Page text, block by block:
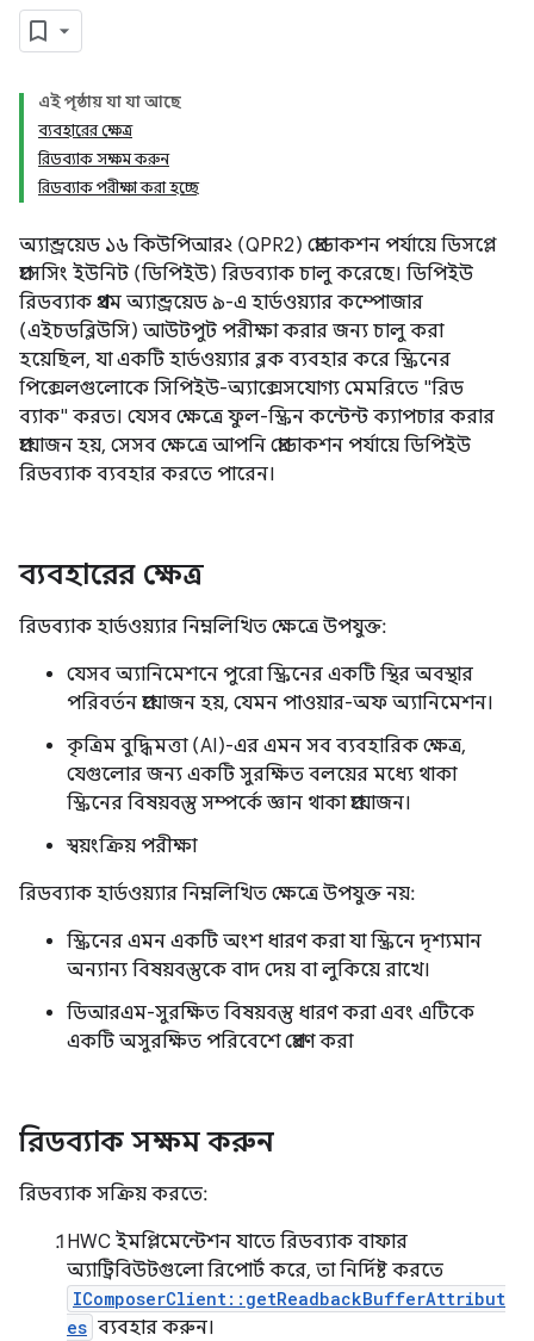
এই পৃষ্ঠায় যা যা আছে
ব্যবহারের ক্ষেত্র
রিডব্যাক সক্ষম করুন
রিডব্যাক পরীক্ষা করা হচ্ছে
অ্যান্ড্রয়েড ১৬ কিউপিআর২ (QPR2) প্রোডাকশন পর্যায়ে ডিসপ্লে
প্রসেসিং ইউনিট (ডিপিইউ) রিডব্যাক চালু করেছে। ডিপিইউ
রিডব্যাক প্রথম অ্যান্ড্রয়েড ৯-এ হার্ডওয়্যার কম্পোজার
(এইচডব্লিউসি) আউটপুট পরীক্ষা করার জন্য চালু করা
হয়েছিল, যা একটি হার্ডওয়্যার ব্লক ব্যবহার করে স্ক্রিনের
পিক্সেলগুলোকে সিপিইউ-অ্যাক্সেসযোগ্য মেমরিতে "রিড
ব্যাক" করত। যেসব ক্ষেত্রে ফুল-স্ক্রিন কন্টেন্ট ক্যাপচার করার
প্রয়োজন হয়, সেসব ক্ষেত্রে আপনি প্রোডাকশন পর্যায়ে ডিপিইউ
রিডব্যাক ব্যবহার করতে পারেন।
ব্যবহারের ক্ষেত্র
রিডব্যাক হার্ডওয়্যার নিম্নলিখিত ক্ষেত্রে উপযুক্ত:
যেসব অ্যানিমেশনে পুরো স্ক্রিনের একটি স্থির অবস্থার
পরিবর্তন প্রয়োজন হয়, যেমন পাওয়ার-অফ অ্যানিমেশন।
কৃত্রিম বুদ্ধিমত্তা (AI)-এর এমন সব ব্যবহারিক ক্ষেত্র,
যেগুলোর জন্য একটি সুরক্ষিত বলয়ের মধ্যে থাকা
স্ক্রিনের বিষয়বস্তু সম্পর্কে জ্ঞান থাকা প্রয়োজন।
স্বয়ংক্রিয় পরীক্ষা
রিডব্যাক হার্ডওয়্যার নিম্নলিখিত ক্ষেত্রে উপযুক্ত নয়:
স্ক্রিনের এমন একটি অংশ ধারণ করা যা স্ক্রিনে দৃশ্যমান
অন্যান্য বিষয়বস্তুকে বাদ দেয় বা লুকিয়ে রাখে।
ডিআরএম-সুরক্ষিত বিষয়বস্তু ধারণ করা এবং এটিকে
একটি অসুরক্ষিত পরিবেশে প্রেরণ করা
রিডব্যাক সক্ষম করুন
রিডব্যাক সক্রিয় করতে:
HWC ইমপ্লিমেন্টেশন যাতে রিডব্যাক বাফার
অ্যাট্রিবিউটগুলো রিপোর্ট করে, তা নির্দিষ্ট করতে
IComposerClient::getReadbackBufferAttribut
es ব্যবহার করুন।